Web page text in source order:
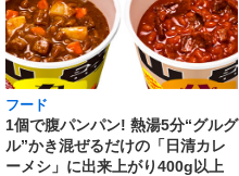
フード
1個で腹パンパン! 熱湯5分“グルグ
ル”かき混ぜるだけの「日清カレ
ーメシ」に出来上がり400g以上